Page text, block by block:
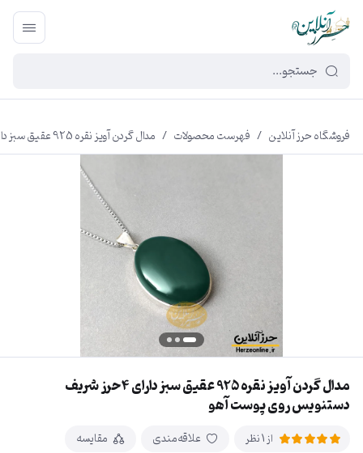
449f43cf-3da2-4422-bb12-2566cb5b8b05
فروشگاه حرز آنلاین / فهرست محصولات / مدال گردن آویز نقره 925 عقیق سبز دارای 4حرز شریف دستنویس روی پوست آهو
مدال گردن آویز نقره 925 عقیق سبز دارای 4حرز شریف
دستنویس روی پوست آهو
از 1 نظر علاقه‌مندی مقایسه